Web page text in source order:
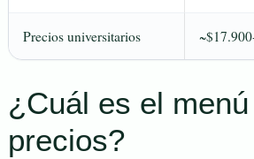
Precios universitarios
¿Cuál es el
precios?